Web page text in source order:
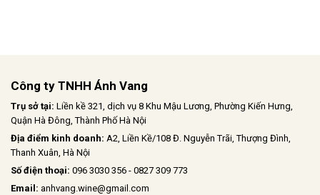
Công ty TNHH Ánh Vang
Trụ sở tại: Liền kề 321, dịch vụ 8 Khu Mậu Lương, Phường Kiến Hưng,
Quận Hà Đông, Thành Phố Hà Nội
Địa điểm kinh doanh: A2, Liền Kề/108 Đ. Nguyễn Trãi, Thượng Đình,
Thanh Xuân, Hà Nội
Số điện thoại: 096 3030 356 - 0827 309 773
Email: anhvang.wine@gmail.com